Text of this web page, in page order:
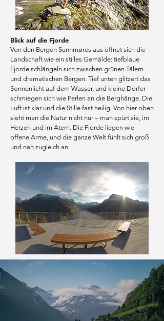
Blick auf die Fjorde
Von den Bergen Sunnmøres aus öffnet sich die
Landschaft wie ein stilles Gemälde: tiefblaue
Fjorde schlängeln sich zwischen grünen Tälern
und dramatischen Bergen. Tief unten glitzert das
Sonnenlicht auf dem Wasser, und kleine Dörfer
schmiegen sich wie Perlen an die Berghänge. Die
Luft ist klar und die Stille fast heilig. Von hier oben
sieht man die Natur nicht nur – man spürt sie, im
Herzen und im Atem. Die Fjorde liegen wie
offene Arme, und die ganze Welt fühlt sich groß
und nah zugleich an.